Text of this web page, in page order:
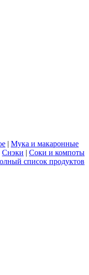
| Мука и макаронные
Снэки | Соки и компоты
список продуктов